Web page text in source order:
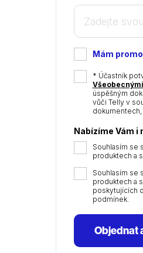
Mám
* Účastník
úspěšným
vůči Telly v
dokumentech,
Nabízíme Vám
Souhlasím se
produktech a
Souhlasím se
produktech a
poskytujících
podmínek.
Objednat